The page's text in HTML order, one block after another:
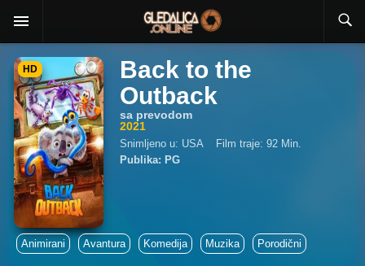
HD
Back to the
Outback
sa prevodom
2021
Snimljeno u: USA
Film traje: 92 Min.
Publika: PG
Animirani Avantura Komedija Muzika Porodični